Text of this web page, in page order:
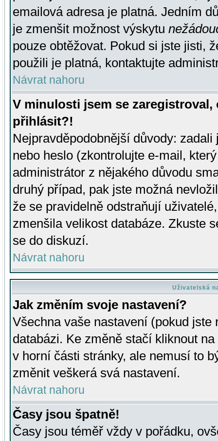
emailová adresa je platná. Jedním
je zmenšit možnost výskytu
pouze obtěžovat. Pokud si jste jisti,
použili je platná, kontaktujte
Návrat nahoru
V minulosti jsem se
přihlásit?!
Nejpravděpodobnější důvody:
nebo heslo (zkontrolujte e-mail,
administrátor z nějakého důvodu
druhý případ, pak jste možná
že se pravidelně odstraňují
zmenšila velikost databáze. Zkuste
se do diskuzí.
Návrat nahoru
Uživatelská
Jak změním svoje nastavení?
Všechna vaše nastavení (pokud
databázi. Ke změně stačí kliknout
v horní části stránky, ale nemusí to
změnit veškerá svá nastavení.
Návrat nahoru
Časy jsou špatně!
Časy jsou téměř vždy v pořádku,